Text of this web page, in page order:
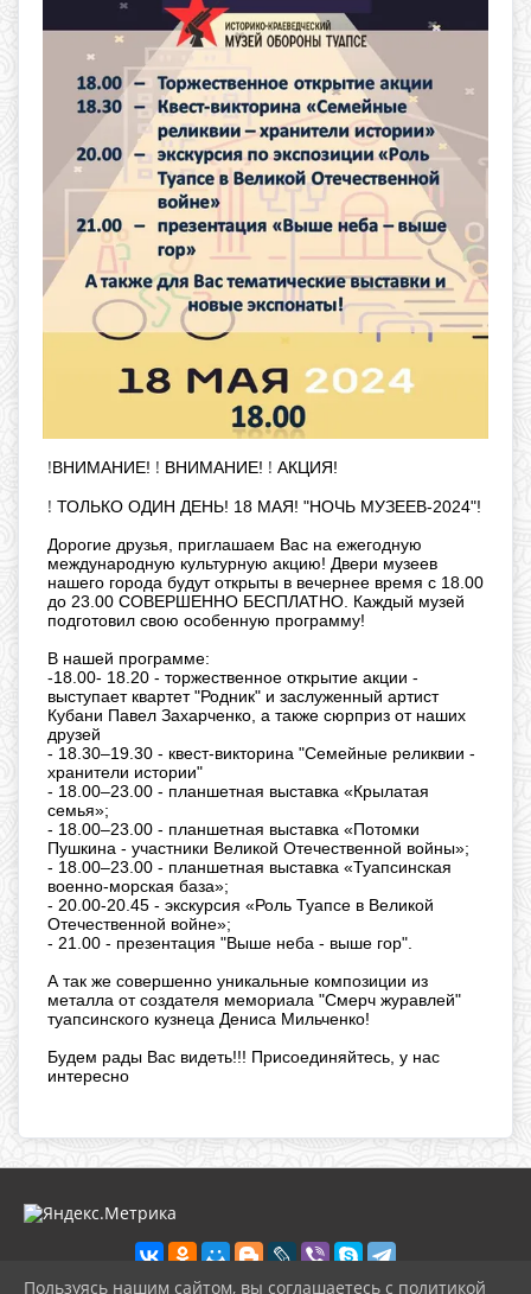
!ВНИМАНИЕ! ! ВНИМАНИЕ! ! АКЦИЯ!
! ТОЛЬКО ОДИН ДЕНЬ! 18 МАЯ! "НОЧЬ МУЗЕЕВ-2024"!
Дорогие друзья, приглашаем Вас на ежегодную
международную культурную акцию! Двери музеев
нашего города будут открыты в вечернее время с 18.00
до 23.00 СОВЕРШЕННО БЕСПЛАТНО. Каждый музей
подготовил свою особенную программу!
В нашей программе:
-18.00- 18.20 - торжественное открытие акции -
выступает квартет "Родник" и заслуженный артист
Кубани Павел Захарченко, а также сюрприз от наших
друзей
- 18.30–19.30 - квест-викторина "Семейные реликвии -
хранители истории"
- 18.00–23.00 - планшетная выставка «Крылатая
семья»;
- 18.00–23.00 - планшетная выставка «Потомки
Пушкина - участники Великой Отечественной войны»;
- 18.00–23.00 - планшетная выставка «Туапсинская
военно-морская база»;
- 20.00-20.45 - экскурсия «Роль Туапсе в Великой
Отечественной войне»;
- 21.00 - презентация "Выше неба - выше гор".
А так же совершенно уникальные композиции из
металла от создателя мемориала "Смерч журавлей"
туапсинского кузнеца Дениса Мильченко!
Будем рады Вас видеть!!! Присоединяйтесь, у нас
интересно
Пользуясь нашим сайтом, вы соглашаетесь с политикой